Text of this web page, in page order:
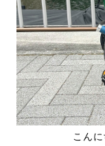
こんに